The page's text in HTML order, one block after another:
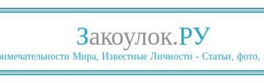
Закоулок.РУ
Мира, Известные Личности - Статьи, фото,